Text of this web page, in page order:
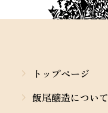
トップページ
飯尾醸造について